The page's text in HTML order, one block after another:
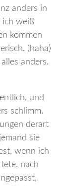
anders in
ich weiß
kommen
(haha)
anders.
und
schlimm.
derart
sie
wenn ich
nach